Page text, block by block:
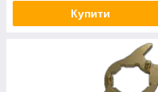
Купити